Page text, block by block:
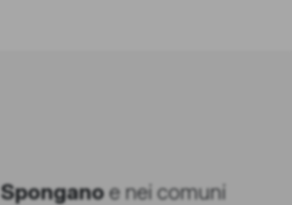
Sponganoe nei comuni